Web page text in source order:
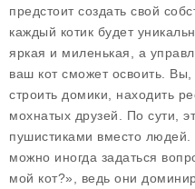
предстоит создать свой
каждый котик будет
яркая и миленькая, а
ваш кот сможет освоить.
строить домики, находить
мохнатых друзей. По сути,
пушистиками вместо
можно иногда задаться
мой кот?», ведь они